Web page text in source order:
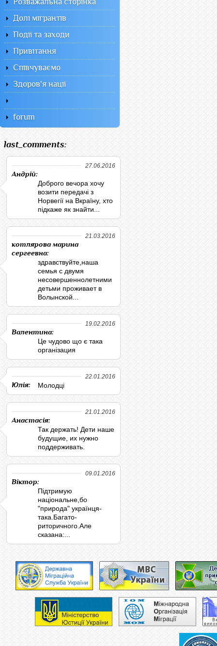
Долі мігрантів
Події та заходи
Привітання
Співчуваємо
Здоров'я нації
forum
last_comments:
27.06.2016
Андрій:
Доброго вечора хочу
возити передачі з
Норвегії на Вкраїну, хто
підкаже як знайти...
21.03.2016
котлярова марина
сергеевна:
здравствуйте,наша
семья с двумя
несовершеннолетними
детьми проживает в
Волынской...
19.02.2016
Валентина:
Це чудово що є така
організация
22.01.2016
Юлія: Молодці
21.01.2016
Анастасія:
Так держать! Дети наше
будущие, их нужно
поддерживать.
09.01.2016
Віктор:
Підтримую
національне,бо
"природа" українця-
така.Багато-
риторичного.Але
сказана:...